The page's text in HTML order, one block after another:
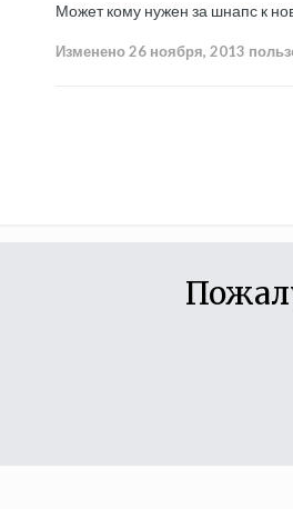
Может кому нужен за шнапс к
Изменено26 ноября, 2013